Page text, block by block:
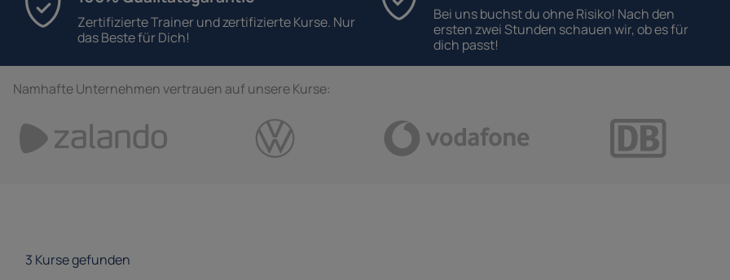
Zertifizierte Trainer und zertifizierte Kurse. Nur
das Beste für Dich!
Bei uns buchst du ohne Risiko! Nach den
ersten zwei Stunden schauen wir, ob es für
dich passt!
Namhafte Unternehmen vertrauen auf unsere Kurse:
3 Kurse gefunden